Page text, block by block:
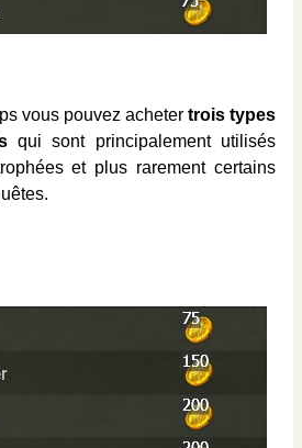
vous pouvez acheter trois types
qui sont principalement utilisés
et plus rarement certains